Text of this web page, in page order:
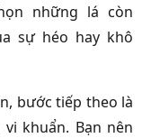
những lá còn
sự héo hay khô
bước tiếp theo là
khuẩn. Bạn nên